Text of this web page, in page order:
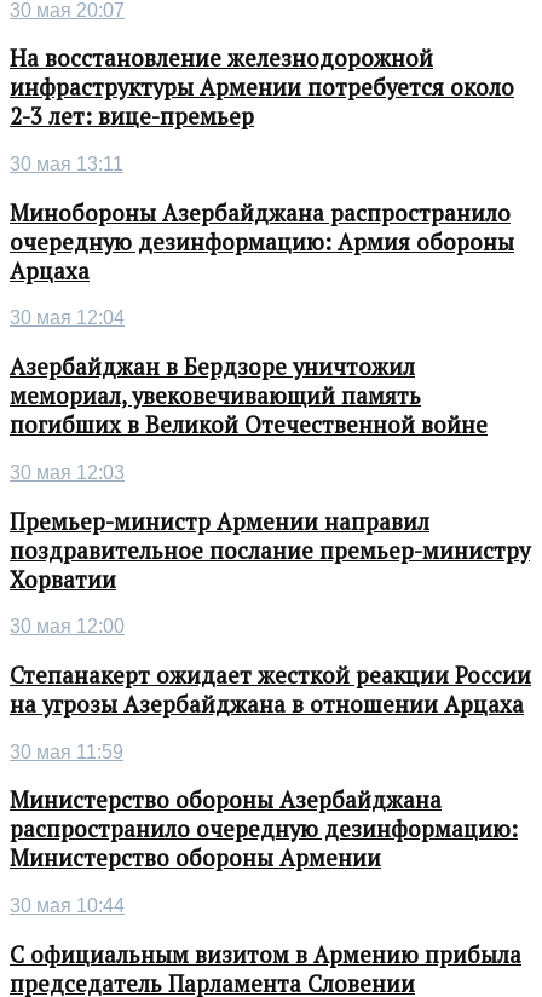
30 мая 20:07
На восстановление железнодорожной
инфраструктуры Армении потребуется около
2-3 лет: вице-премьер
30 мая 13:11
Минобороны Азербайджана распространило
очередную дезинформацию: Армия обороны
Арцаха
30 мая 12:04
Азербайджан в Бердзоре уничтожил
мемориал, увековечивающий память
погибших в Великой Отечественной войне
30 мая 12:03
Премьер-министр Армении направил
поздравительное послание премьер-министру
Хорватии
30 мая 12:00
Степанакерт ожидает жесткой реакции России
на угрозы Азербайджана в отношении Арцаха
30 мая 11:59
Министерство обороны Азербайджана
распространило очередную дезинформацию:
Министерство обороны Армении
30 мая 10:44
С официальным визитом в Армению прибыла
председатель Парламента Словении